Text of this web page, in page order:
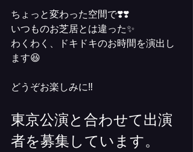
ちょっと変わった空間で❣️❣️
いつものお芝居とは違った✨
わくわく、ドキドキのお時間を演出し
ます😆
どうぞお楽しみに‼️
東京公演と合わせて出演
者を募集しています。